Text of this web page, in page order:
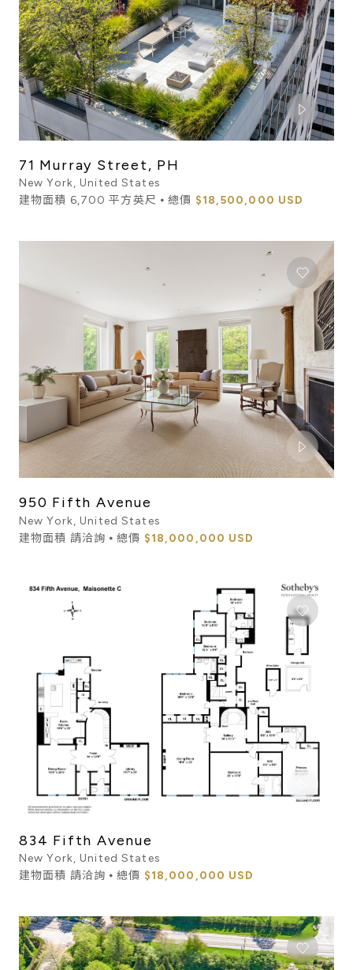
71 Murray Street, PH
New York, United States
建物面積 6,700 平方英尺 ⦁ 總價 $18,500,000 USD
950 Fifth Avenue
New York, United States
建物面積 請洽詢 ⦁ 總價 $18,000,000 USD
834 Fifth Avenue
New York, United States
建物面積 請洽詢 ⦁ 總價 $18,000,000 USD